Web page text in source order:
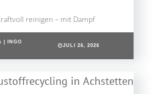
reinigen – mit Dampf
| INGO
JULI 26, 2026